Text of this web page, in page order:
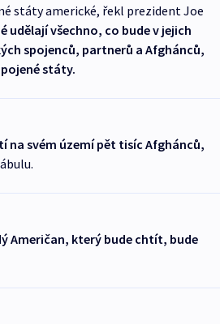
státy americké, řekl prezident Joe
udělají všechno, co bude v jejich
spojenců, partnerů a Afghánců,
státy.
na svém území pět tisíc Afghánců,
Američan, který bude chtít, bude